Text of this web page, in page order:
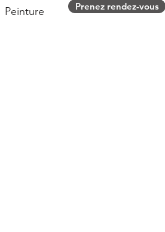
Peinture Prenez rendez-vous